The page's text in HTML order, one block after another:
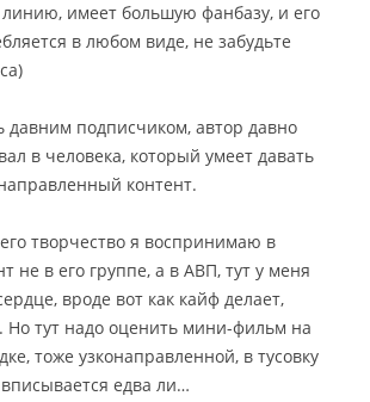
линию, имеет большую фанбазу, и его
в любом виде, не забудьте
давним подписчиком, автор давно
в человека, который умеет давать
контент.
творчество я воспринимаю в
не в его группе, а в АВП, тут у меня
вроде вот как кайф делает,
Но тут надо оценить мини-фильм на
тоже узконаправленной, в тусовку
вписывается едва ли…